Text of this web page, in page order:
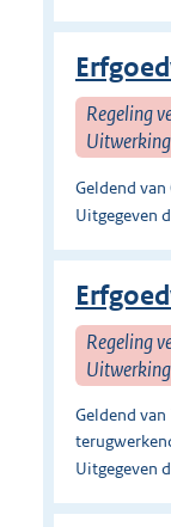
Regeling
Geldend
Uitgegeven
Regeling
Geldend
Uitgegeven